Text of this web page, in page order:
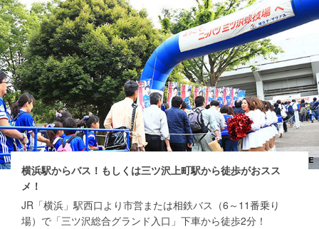
横浜駅からバス！もしくは三ツ沢上町駅から徒歩がおスス
メ！
JR「横浜」駅西口より市営または相鉄バス（6～11番乗り
場）で「三ツ沢総合グランド入口」下車から徒歩2分！